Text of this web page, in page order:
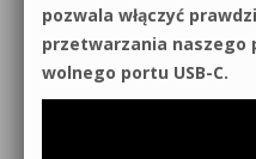
pozwala włączyć
przetwarzania naszego
wolnego portu USB-C.